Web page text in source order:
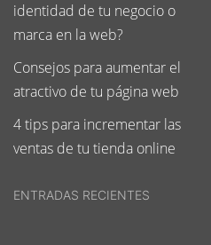
identidad de tu negocio o
marca en la web?
Consejos para aumentar el
atractivo de tu página web
4 tips para incrementar las
ventas de tu tienda online
ENTRADAS RECIENTES